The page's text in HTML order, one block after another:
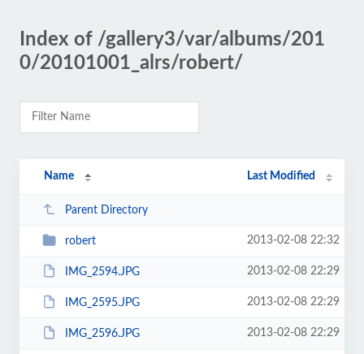
Index of /gallery3/var/albums/201
0/20101001_alrs/robert/
Name Last Modified
Parent Directory
robert 2013-02-08 22:32
IMG_2594.JPG 2013-02-08 22:29
IMG_2595.JPG 2013-02-08 22:29
IMG_2596.JPG 2013-02-08 22:29